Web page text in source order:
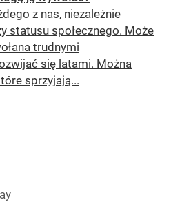
z nas, niezależnie
statusu społecznego. Może
trudnymi
się latami. Można
sprzyjają...